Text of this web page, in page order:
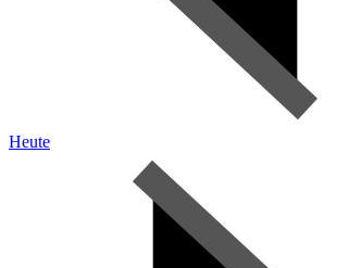
Heute